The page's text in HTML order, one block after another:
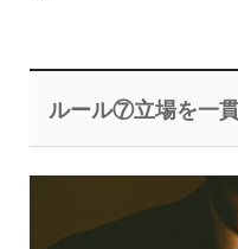
ルール⑦立場を一